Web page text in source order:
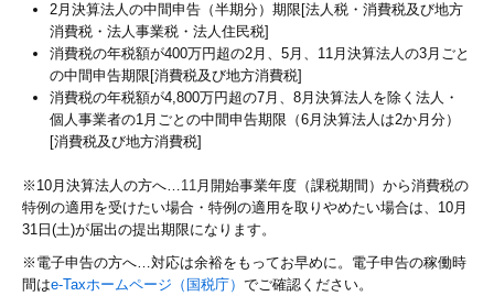
2月決算法人の中間申告（半期分）期限[法人税・消費税及び地方
消費税・法人事業税・法人住民税]
消費税の年税額が400万円超の2月、5月、11月決算法人の3月ごと
の中間申告期限[消費税及び地方消費税]
消費税の年税額が4,800万円超の7月、8月決算法人を除く法人・
個人事業者の1月ごとの中間申告期限（6月決算法人は2か月分）
[消費税及び地方消費税]
※10月決算法人の方へ…11月開始事業年度（課税期間）から消費税の
特例の適用を受けたい場合・特例の適用を取りやめたい場合は、10月
31日(土)が届出の提出期限になります。
※電子申告の方へ…対応は余裕をもってお早めに。電子申告の稼働時
間はe-Taxホームページ（国税庁） でご確認ください。